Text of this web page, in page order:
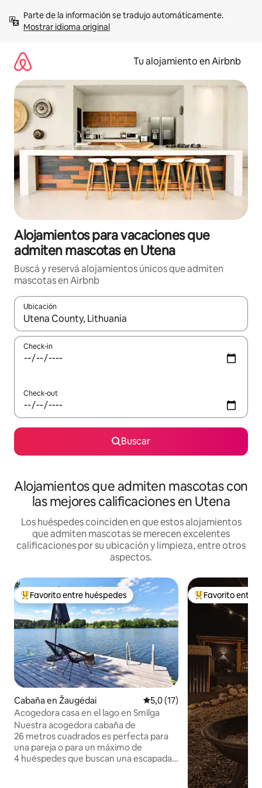
contenidoMostrar idioma original
Tu alojamiento en Airbnb
Alojamientos para vacaciones que
admiten mascotas en Utena
Buscá y reservá alojamientos únicos que admiten
mascotas en Airbnb
Ubicación
Cuando los resultados estén disponibles, navegá con las
Check-in
Check-out
Buscar
Alojamientos que admiten mascotas con
las mejores calificaciones en Utena
Los huéspedes coinciden en que estos alojamientos
que admiten mascotas se merecen excelentes
calificaciones por su ubicación y limpieza, entre otros
aspectos.
Favorito entre los huéspedes más destacados
Favorito entre huéspedes
Cabaña en Žaugėdai Calificación promedio: 5,0 de
5,0 (17)
Acogedora casa en el lago en Smilga
Nuestra acogedora cabaña de
26 metros cuadrados es perfecta para
una pareja o para un máximo de
4 huéspedes que buscan una escapada
Favorito entre
Favorito entre